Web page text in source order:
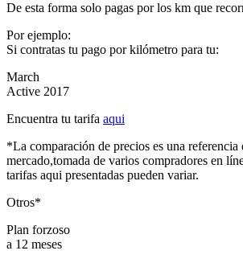
De esta forma solo pagas por los km que
Por ejemplo:
Si contratas tu pago por kilómetro para tu:
March
Active 2017
Encuentra tu tarifa aqui
*La comparación de precios es una referencia
mercado,tomada de varios compradores en
tarifas aqui presentadas pueden variar.
Otros*
Plan forzoso
a 12 meses